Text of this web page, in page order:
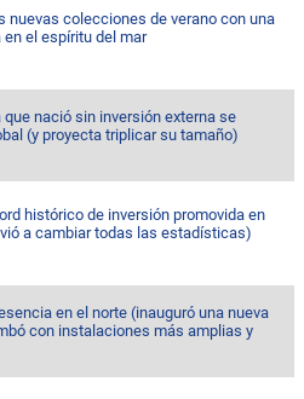
nuevas colecciones de verano con una
el espíritu del mar
que nació sin inversión externa se
(y proyecta triplicar su tamaño)
histórico de inversión promovida en
a cambiar todas las estadísticas)
en el norte (inauguró una nueva
con instalaciones más amplias y